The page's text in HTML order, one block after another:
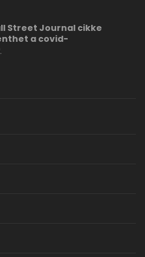
Street Journal cikke
a covid-